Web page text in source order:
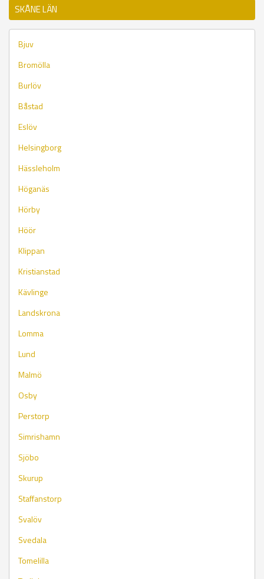
SKÅNE LÄN
Bjuv
Bromölla
Burlöv
Båstad
Eslöv
Helsingborg
Hässleholm
Höganäs
Hörby
Höör
Klippan
Kristianstad
Kävlinge
Landskrona
Lomma
Lund
Malmö
Osby
Perstorp
Simrishamn
Sjöbo
Skurup
Staffanstorp
Svalöv
Svedala
Tomelilla